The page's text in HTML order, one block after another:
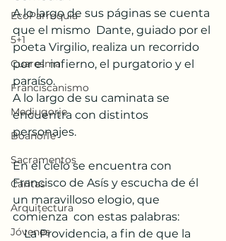
EcoParroquia
5+1
Cuaresma
Franciscanismo
Medjugorje
BoanoiTe
Sacramentos
Cáritas
Arquitectura
Jóvenes
A lo largo de sus páginas se cuenta
que el mismo  Dante, guiado por el
poeta Virgilio, realiza un recorrido
por el  infierno, el purgatorio y el
paraíso.
A lo largo de su caminata se
encuentra con distintos
personajes.
En el cielo se encuentra con
Francisco de Asís y escucha de él
un maravilloso elogio, que
comienza  con estas palabras:
    La Providencia, a fin de que la